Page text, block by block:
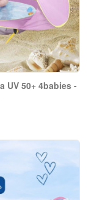
UV 50+ 4babies -